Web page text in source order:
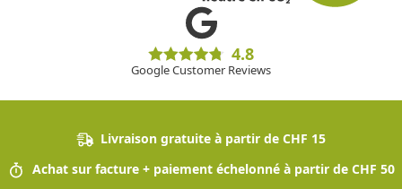
4.8
Google Customer Reviews
Livraison gratuite à partir de CHF 15
Achat sur facture + paiement échelonné à partir de CHF 50